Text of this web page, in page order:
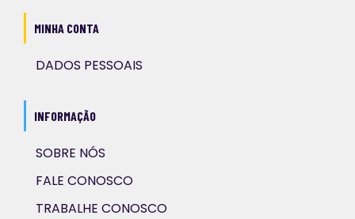
MINHA CONTA
DADOS PESSOAIS
INFORMAÇÃO
SOBRE NÓS
FALE CONOSCO
TRABALHE CONOSCO